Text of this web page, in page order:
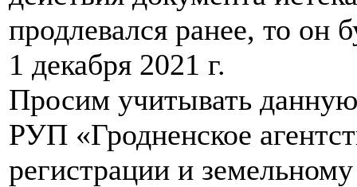
продлевался ранее, то он
1 декабря 2021 г.
Просим учитывать
РУП «Гродненское
регистрации и